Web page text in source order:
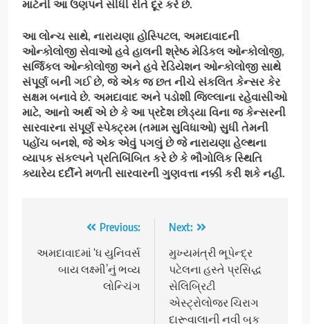
માટેની આ ઉણપને સીધી રીતે દૂર કરે છે.
આ લોન્ચ સાથે, નારાયણા હોસ્પિટલ, અમદાવાદની
ઓન્કોલોજી સેવાઓ હવે હાલની શ્રેષ્ઠ મેડિકલ ઓન્કોલોજી,
સર્જિકલ ઓન્કોલોજી અને હવે રેડિયેશન ઓન્કોલોજી સાથે
સંપૂર્ણ બની ગઈ છે, જે એક જ છત નીચે સંકલિત કેન્સર કેર
સક્ષમ બનાવે છે. અમદાવાદ અને પડોશી જિલ્લાના રહેવાસીઓ
માટે, આનો અર્થ એ છે કે આ પ્રદેશ છોડ્યા વિના જ કેન્સરની
સારવારના સંપૂર્ણ સ્પેક્ટ્રમ (તમામ સુવિધાઓ) સુધી તેમની
પહોંચ બનશે, જે એક એવું પગલું છે જે નારાયણા હેલ્થના
વ્યાપક સંકલ્પને પ્રતિબિંબિત કરે છે કે ભૌગોલિક સ્થિતિ
ક્યારેય દર્દીને મળતી સારવારની ગુણવત્તા નક્કી કરી શકે નહીં.
navigation
Previous:
અમદાવાદમાં ‘ધ યુનિવર્સ
બાય લક્ષ્મી’નું ભવ્ય
લોન્ચિંગ
Next:
મુખ્યમંત્રી ભૂપેન્દ્ર
પટેલના હસ્તે પ્રસિદ્ધ
સેલિબ્રિટી
એસ્ટ્રોલોજર ચિરાગ
દારૂવાલાની નવી બુક